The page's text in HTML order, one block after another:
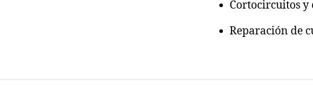
Cortocircuitos y
Reparación de